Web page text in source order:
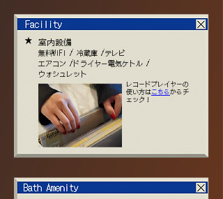
★ ​室内設備
無料WiFi / 冷蔵庫 /テレビ
エアコン /ドライヤー電気ケトル /
ウォシュレット
​レコードプレイヤーの
使い方はこちらからチ
ェック！